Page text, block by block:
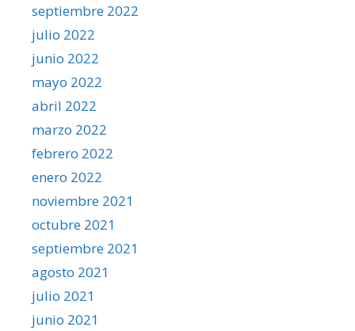
septiembre 2022
julio 2022
junio 2022
mayo 2022
abril 2022
marzo 2022
febrero 2022
enero 2022
noviembre 2021
octubre 2021
septiembre 2021
agosto 2021
julio 2021
junio 2021